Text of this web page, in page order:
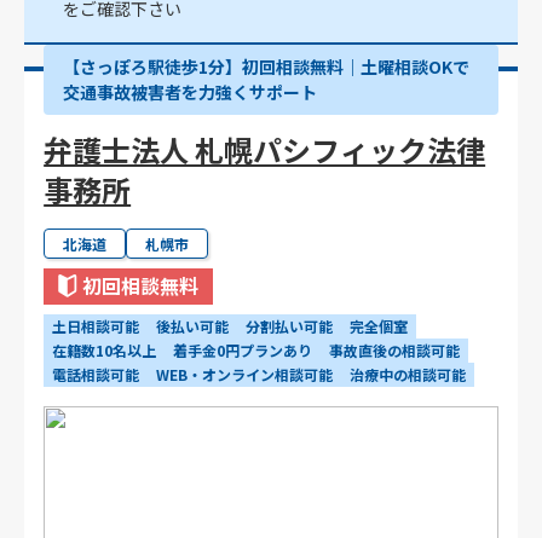
をご確認下さい
【さっぽろ駅徒歩1分】初回相談無料｜土曜相談OKで
交通事故被害者を力強くサポート
弁護士法人 札幌パシフィック法律
事務所
北海道 札幌市
初回相談無料
土日相談可能 後払い可能 分割払い可能
完全個室
在籍数10名以上
着手金0円プランあり
事故直後の相談可能
電話相談可能
WEB・オンライン相談可能 治療中の相談可能